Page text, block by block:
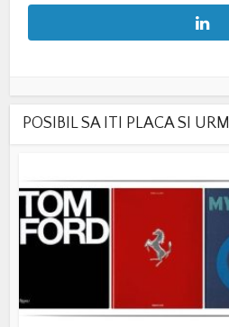
POSIBIL SA ITI PLACA SI